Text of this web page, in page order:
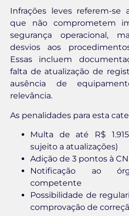
Infrações leves referem-se
que não comprometem
segurança operacional,
desvios aos
Essas incluem
falta de atualização de
ausência de
relevância.
As penalidades para esta
Multa de até R$
sujeito a atualizações)
Adição de 3 pontos à
Notificação ao
competente
Possibilidade de
comprovação de